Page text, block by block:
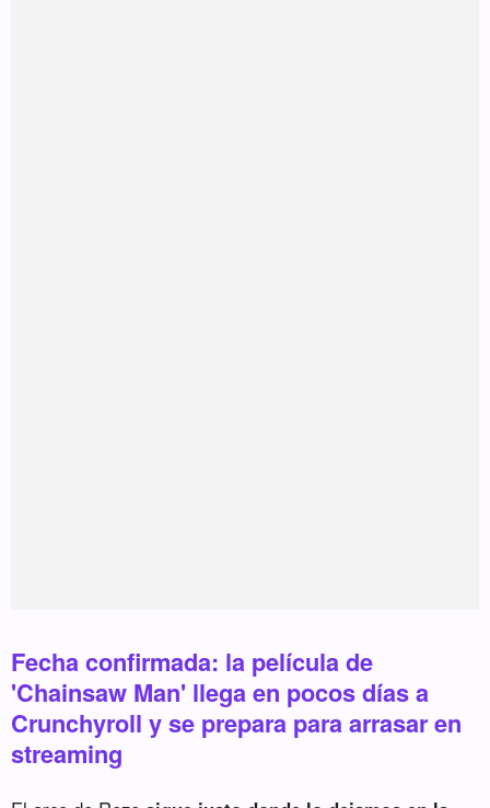
Fecha confirmada: la película de
'Chainsaw Man' llega en pocos días a
Crunchyroll y se prepara para arrasar en
streaming